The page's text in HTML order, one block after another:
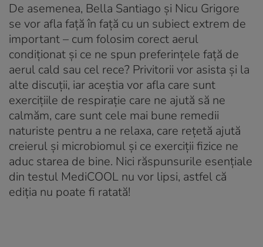
De asemenea, Bella Santiago și Nicu Grigore
se vor afla față în față cu un subiect extrem de
important – cum folosim corect aerul
condiționat și ce ne spun preferințele față de
aerul cald sau cel rece? Privitorii vor asista și la
alte discuții, iar aceștia vor afla care sunt
exercițiile de respirație care ne ajută să ne
calmăm, care sunt cele mai bune remedii
naturiste pentru a ne relaxa, care rețetă ajută
creierul și microbiomul și ce exerciții fizice ne
aduc starea de bine. Nici răspunsurile esențiale
din testul MediCOOL nu vor lipsi, astfel că
ediția nu poate fi ratată!